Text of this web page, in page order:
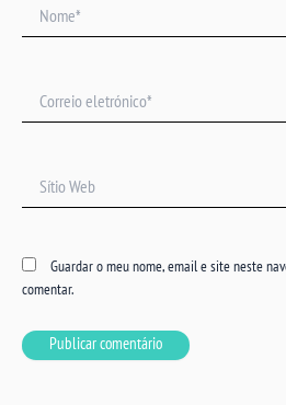
eletrónico*
Web
Guardar o meu nome, email e site neste
comentar.